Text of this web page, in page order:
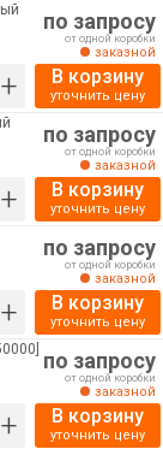
+
по запросу
от одной коробки
заказной
В корзину
уточнить цену
+
по запросу
от одной коробки
заказной
В корзину
уточнить цену
+
по запросу
от одной коробки
заказной
В корзину
уточнить цену
+
по запросу
от одной коробки
заказной
В корзину
уточнить цену